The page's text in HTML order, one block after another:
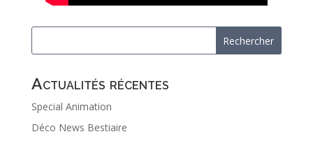
Actualités récentes
Special Animation
Déco News Bestiaire